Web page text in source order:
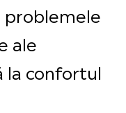
ale
la confortul